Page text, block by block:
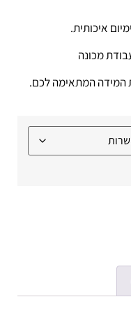
מכונה
המידה המתאימה לכם.